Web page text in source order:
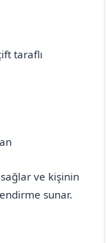
taraflı
ve kişinin
sunar.